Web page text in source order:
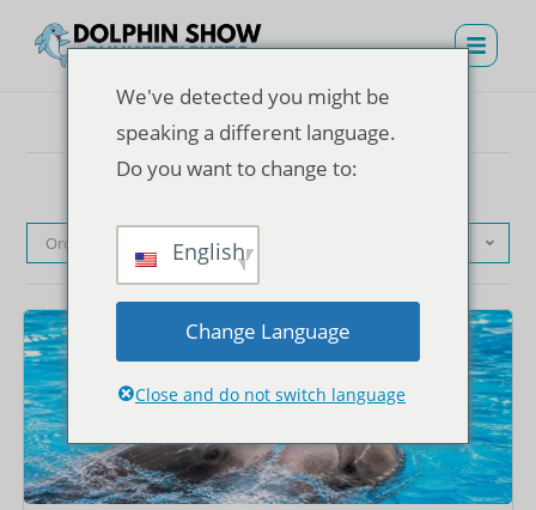
Ordinamento predefinito
We've detected you might be
speaking a different language.
Do you want to change to:
English
Change Language
Close and do not switch language